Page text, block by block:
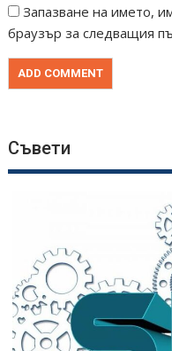
Запазване на името,
браузър за следващия
Съвети